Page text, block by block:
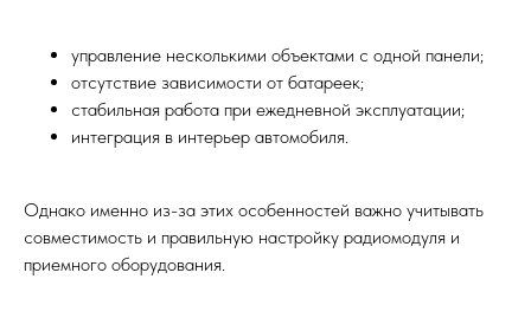
управление несколькими объектами с одной панели;
отсутствие зависимости от батареек;
стабильная работа при ежедневной эксплуатации;
интеграция в интерьер автомобиля.
Однако именно из-за этих особенностей важно учитывать
совместимость и правильную настройку радиомодуля и
приемного оборудования.